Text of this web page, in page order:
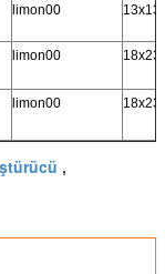
limon00
limon00
limon00
,